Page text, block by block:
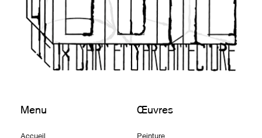
Menu
Accueil
Œuvres
Peinture